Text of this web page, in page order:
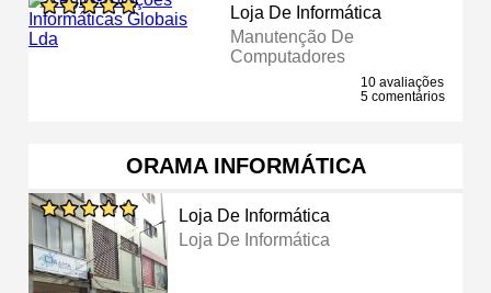
Loja De Informática
Manutenção De
Computadores
10 avaliações
5 comentários
ORAMA INFORMÁTICA
Loja De Informática
Loja De Informática